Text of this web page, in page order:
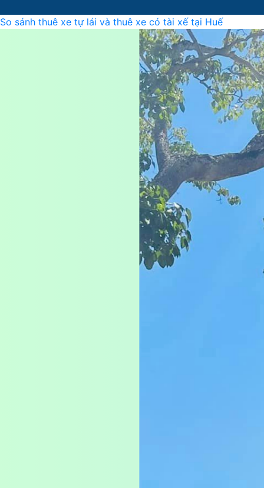
So sánh thuê xe tự lái và thuê xe có tài xế tại Huế